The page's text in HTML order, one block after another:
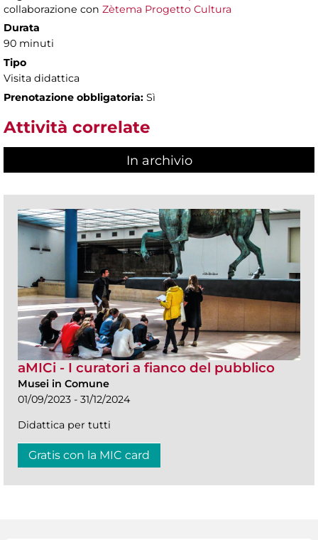
collaborazione con Zètema Progetto Cultura
Durata
90 minuti
Tipo
Visita didattica
Prenotazione obbligatoria: Sì
Attività correlate
In archivio
aMICi - I curatori a fianco del pubblico
Musei in Comune
01/09/2023 - 31/12/2024
Didattica per tutti
Gratis con la MIC card